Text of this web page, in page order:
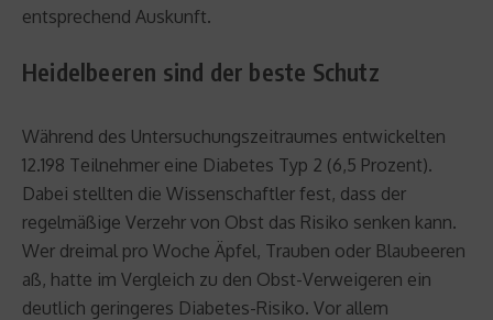
entsprechend Auskunft.
Heidelbeeren sind der beste Schutz
Während des Untersuchungszeitraumes entwickelten
12.198 Teilnehmer eine Diabetes Typ 2 (6,5 Prozent).
Dabei stellten die Wissenschaftler fest, dass der
regelmäßige Verzehr von Obst das Risiko senken kann.
Wer dreimal pro Woche Äpfel, Trauben oder Blaubeeren
aß, hatte im Vergleich zu den Obst-Verweigeren ein
deutlich geringeres Diabetes-Risiko. Vor allem